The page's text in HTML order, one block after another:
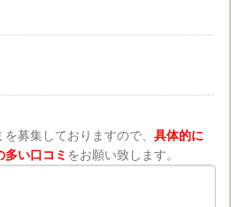
募集しておりますので、 具体的に
い口コミ をお願い致します。